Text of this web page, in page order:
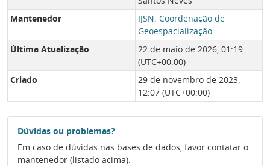
Mantenedor
IJSN. Coordenação de
Geoespacialização
Última Atualização
22 de maio de 2026, 01:19
(UTC+00:00)
Criado
29 de novembro de 2023,
12:07 (UTC+00:00)
Dúvidas ou problemas?
Em caso de dúvidas nas bases de dados, favor contatar o
mantenedor (listado acima).